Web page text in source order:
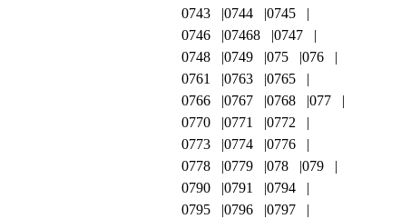
0743
0744
0745
0746
07468
0747
0748
0749 075
076
0761
0763
0765
0766
0767 0768
077
0770
0771
0772
0773
0774
0776
0778
0779 078
079
0790
0791
0794
0795
0796
0797